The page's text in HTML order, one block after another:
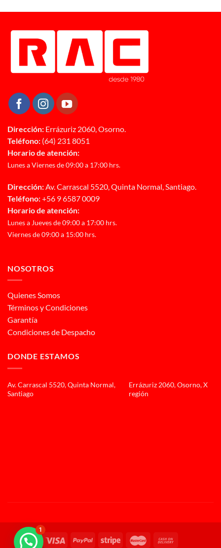
Dirección: Errázuriz 2060, Osorno.
Teléfono: (64) 231 8051
Horario de atención:
Lunes a Viernes de 09:00 a 17:00 hrs.
Dirección:Av. Carrascal 5520, Quinta Normal, Santiago.
Teléfono:+56 9 6587 0009
Horario de atención:
Lunes a Jueves de 09:00 a 17:00 hrs.
Viernes de 09:00 a 15:00 hrs.
NOSOTROS
Quienes Somos
Términos y Condiciones
Garantía
Condiciones de Despacho
DONDE ESTAMOS
Av. Carrascal 5520, Quinta Normal,
Santiago
Errázuriz 2060, Osorno, X
región
1